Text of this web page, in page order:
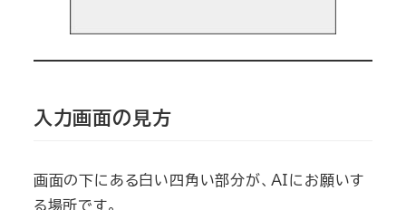
入力画面の見方
画面の下にある白い四角い部分が、AIにお願いす
る場所です。